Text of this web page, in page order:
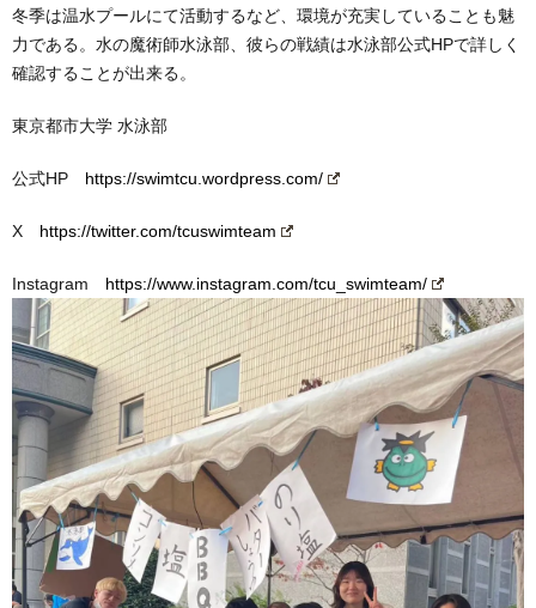
冬季は温水プールにて活動するなど、環境が充実していることも魅
力である。水の魔術師水泳部、彼らの戦績は水泳部公式HPで詳しく
確認することが出来る。
東京都市大学 水泳部
公式HP https://swimtcu.wordpress.com/
X https://twitter.com/tcuswimteam
Instagram https://www.instagram.com/tcu_swimteam/